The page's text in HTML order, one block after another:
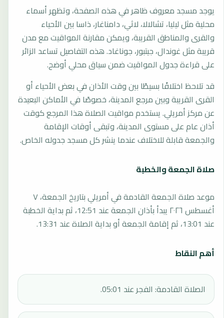
يوجد مسجد معروف ظاهر في هذه الصفحة، وتظهر أسماء
محلية مثل ليليا، تشالالا، لاثي، دامناغار، ذاسا بين الأحياء
والقرى والمناطق القريبة، ويمكن مقارنة المواقيت مع مدن
قريبة مثل غوندال، جيتبور، جوناغاد. هذه التفاصيل تساعد الزائر
على قراءة جدول المواقيت ضمن سياق محلي أوضح.
قد تلاحظ اختلافًا بسيطًا بين وقت الأذان في بعض الأحياء أو
القرى القريبة وبين مرجع المدينة، خصوصًا في الأماكن البعيدة
عن مركز أمريلي. يستخدم مواقيت الصلاة هذا المرجع كوقت
أذان عام على مستوى المدينة، وتبقى أوقات الإقامة
والجمعة قابلة للاختلاف عندما ينشر كل مسجد جدوله الخاص.
صلاة الجمعة والخطبة
موعد صلاة الجمعة القادمة في أمريلي بتاريخ الجمعة، ٧
أغسطس ٢٠٢٦ يبدأ بأذان الجمعة عند 12:51، ثم بداية الخطبة
عند 13:01، ثم إقامة الجمعة أو بداية الصلاة عند 13:31.
أهم النقاط
الصلاة القادمة: الفجر عند 05:01.